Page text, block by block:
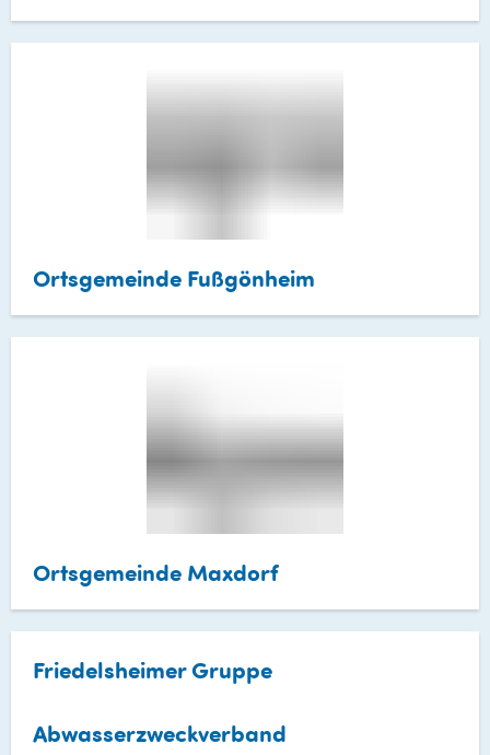
Ortsgemeinde Fußgönheim
Ortsgemeinde Maxdorf
Friedelsheimer Gruppe
Abwasserzweckverband